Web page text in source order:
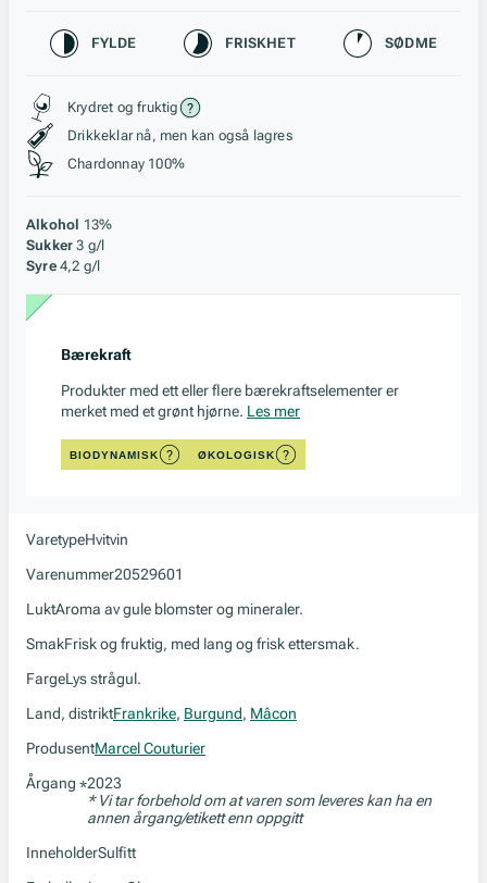
Karakteristikk
FYLDE FRISKHET SØDME
Stil, lagring og råstoff
Krydret og fruktig
Drikkeklar nå, men kan også lagres
Chardonnay 100%
Alkohol 13%
Sukker 3 g/l
Syre 4,2 g/l
Bærekraft
Produkter med ett eller flere bærekraftselementer er
merket med et grønt hjørne. Les mer
BIODYNAMISK ØKOLOGISK
VaretypeHvitvin
Varenummer20529601
LuktAroma av gule blomster og mineraler.
SmakFrisk og fruktig, med lang og frisk ettersmak.
FargeLys strågul.
Land, distriktFrankrike, Burgund, Mâcon
ProdusentMarcel Couturier
Årgang *2023
* Vi tar forbehold om at varen som leveres kan ha en
annen årgang/etikett enn oppgitt
InneholderSulfitt